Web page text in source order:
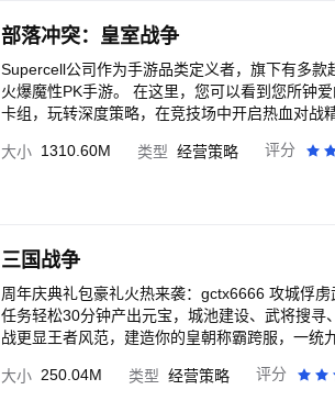
部落冲突：皇室战争
Supercell公司作为手游品类定义者，旗下有多
火爆魔性PK手游。 在这里，您可以看到您所钟
卡组，玩转深度策略，在竞技场中开启热血对战
大小 1310.60M 类型 经营策略 评分
三国战争
周年庆典礼包豪礼火热来袭：gctx6666 攻城俘
任务轻松30分钟产出元宝，城池建设、武将搜
战更显王者风范，建造你的皇朝称霸跨服，一
谁能一统三国。 【攻城战场！激烈对战用兵一
大小 250.04M 类型 经营策略 评分